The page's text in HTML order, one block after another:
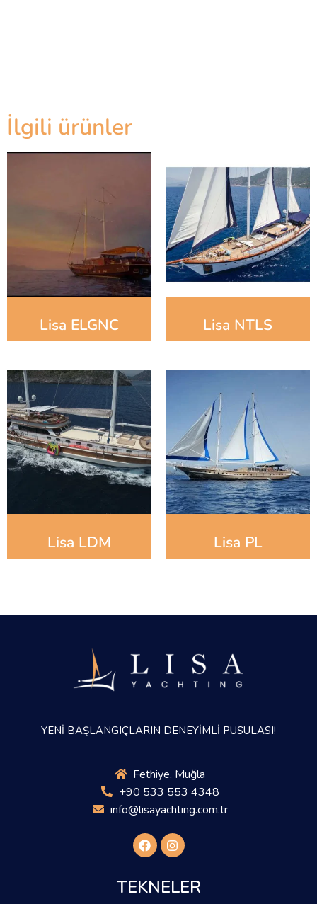
İlgili ürünler
Lisa ELGNC Lisa NTLS
Lisa LDM Lisa PL
YENİ BAŞLANGIÇLARIN DENEYİMLİ PUSULASI!
Fethiye, Muğla
+90 533 553 4348
info@lisayachting.com.tr
TEKNELER